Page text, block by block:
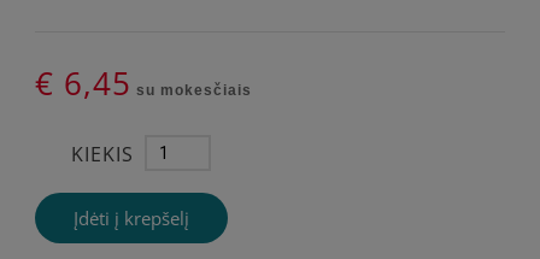
€ 6,45 su mokesčiais
KIEKIS
Įdėti į krepšelį